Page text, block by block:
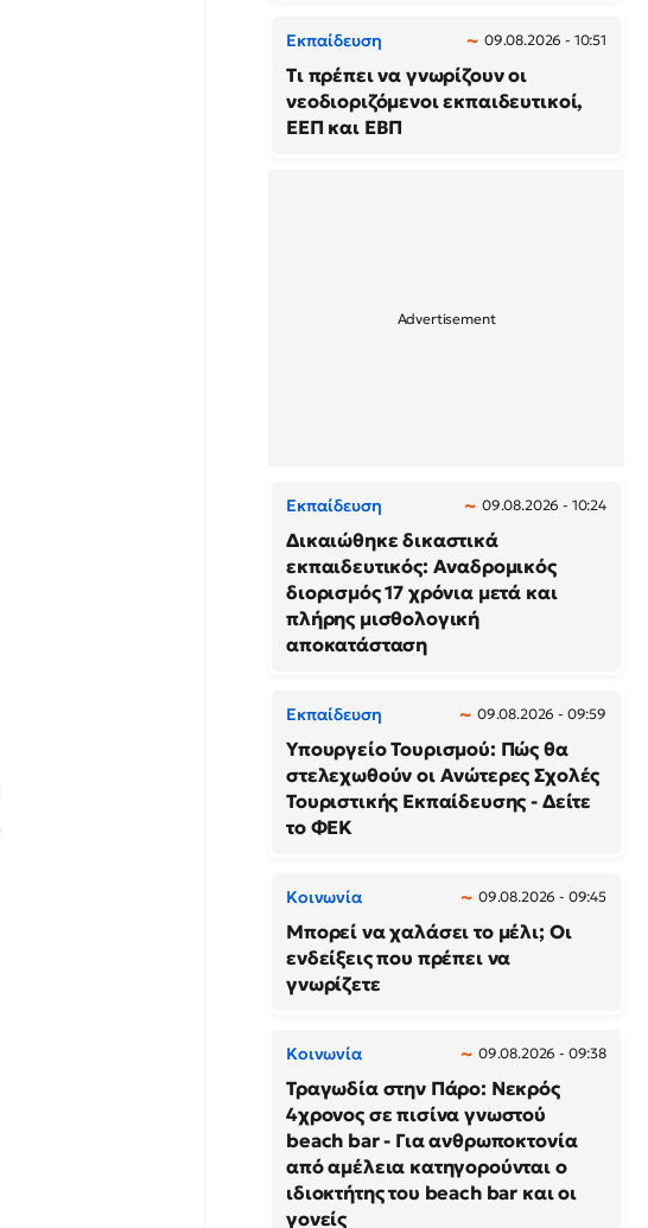
Εκπαίδευση 09.08.2026 - 10:51
Τι πρέπει να γνωρίζουν οι
νεοδιοριζόμενοι εκπαιδευτικοί,
ΕΕΠ και ΕΒΠ
Εκπαίδευση 09.08.2026 - 10:24
Δικαιώθηκε δικαστικά
εκπαιδευτικός: Αναδρομικός
διορισμός 17 χρόνια μετά και
πλήρης μισθολογική
αποκατάσταση
Εκπαίδευση 09.08.2026 - 09:59
Υπουργείο Τουρισμού: Πώς θα
στελεχωθούν οι Ανώτερες Σχολές
Τουριστικής Εκπαίδευσης - Δείτε
το ΦΕΚ
Κοινωνία 09.08.2026 - 09:45
Μπορεί να χαλάσει το μέλι; Οι
ενδείξεις που πρέπει να
γνωρίζετε
Κοινωνία 09.08.2026 - 09:38
Τραγωδία στην Πάρο: Νεκρός
4χρονος σε πισίνα γνωστού
beach bar - Για ανθρωποκτονία
από αμέλεια κατηγορούνται ο
ιδιοκτήτης του beach bar και οι
γονείς